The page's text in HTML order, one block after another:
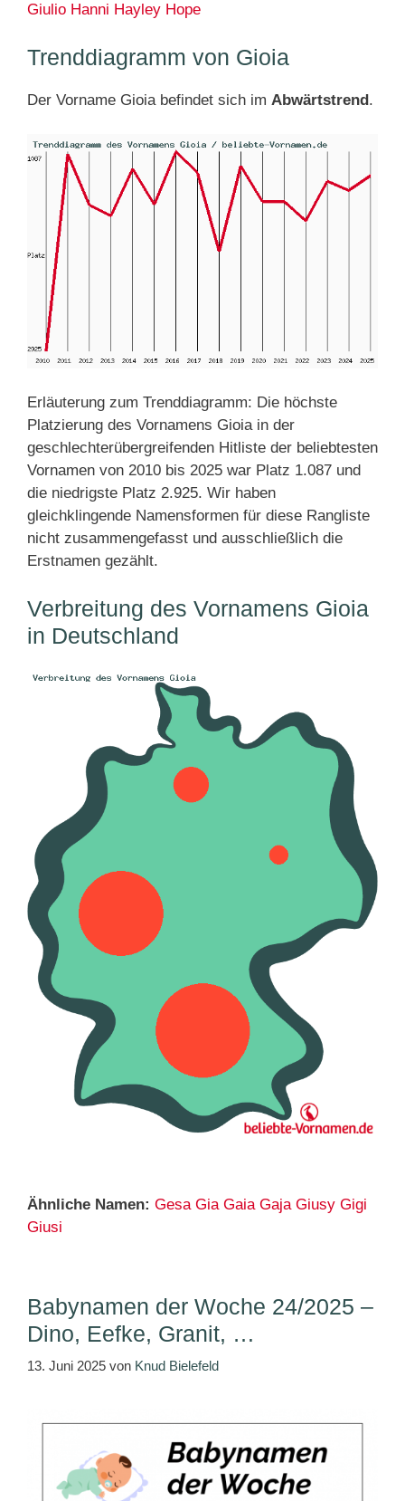
Giulio Hanni Hayley Hope
Trenddiagramm von Gioia
Der Vorname Gioia befindet sich im Abwärtstrend.
Erläuterung zum Trenddiagramm: Die höchste
Platzierung des Vornamens Gioia in der
geschlechterübergreifenden Hitliste der beliebtesten
Vornamen von 2010 bis 2025 war Platz 1.087 und
die niedrigste Platz 2.925. Wir haben
gleichklingende Namensformen für diese Rangliste
nicht zusammengefasst und ausschließlich die
Erstnamen gezählt.
Verbreitung des Vornamens Gioia
in Deutschland
Ähnliche Namen: Gesa Gia Gaia Gaja Giusy Gigi
Giusi
Babynamen der Woche 24/2025 –
Dino, Eefke, Granit, …
13. Juni 2025 von Knud Bielefeld